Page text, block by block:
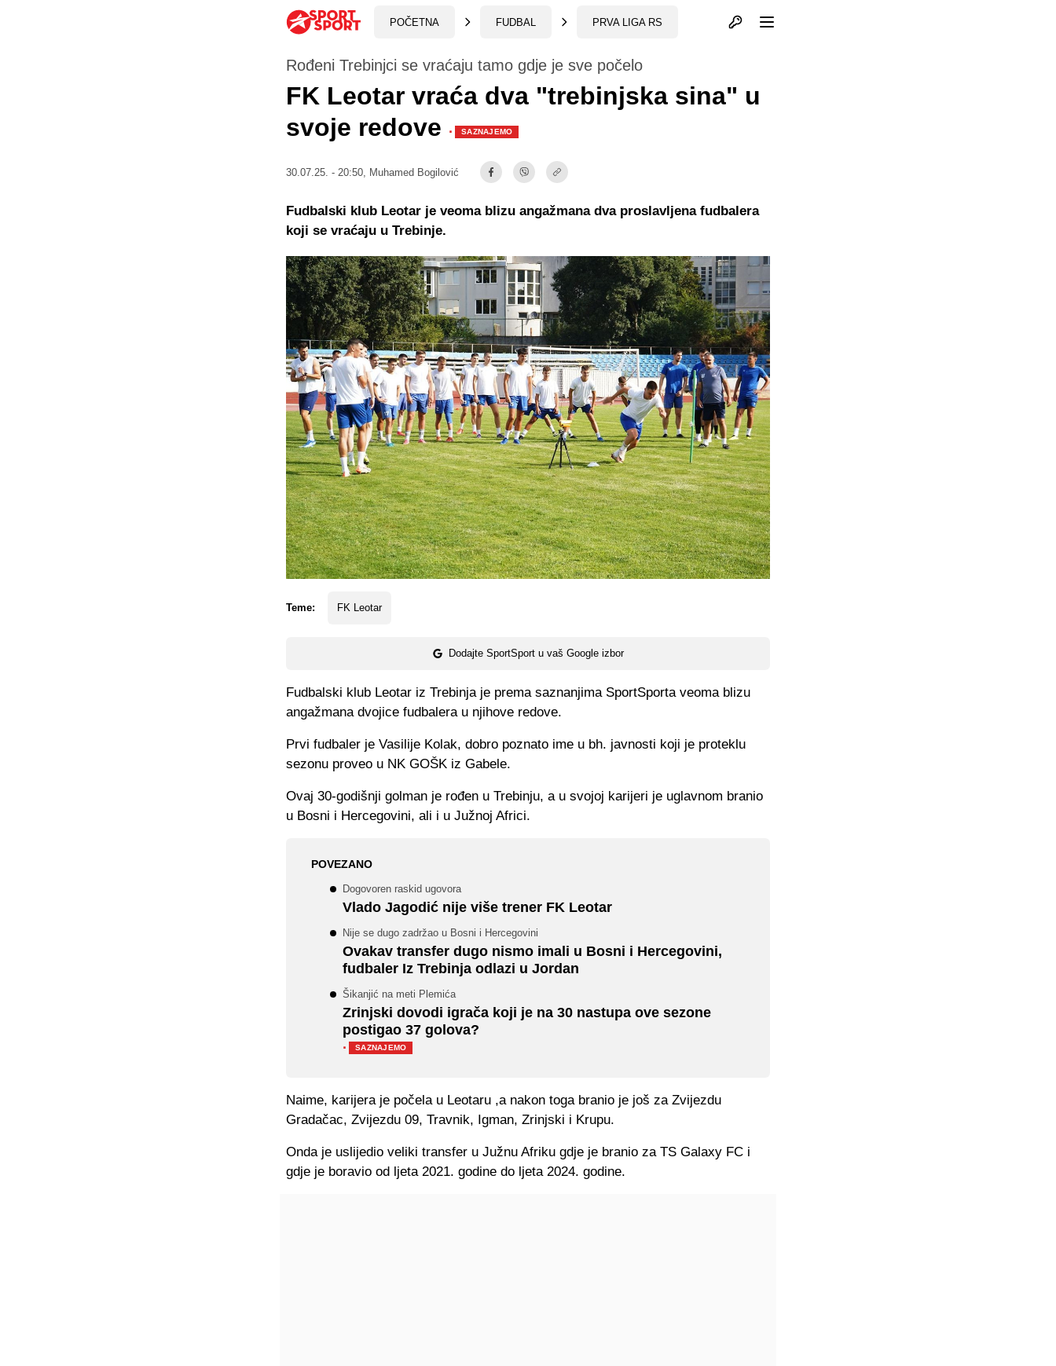
POČETNA FUDBAL PRVA LIGA RS Otvori profil
Rođeni Trebinjci se vraćaju tamo gdje je sve počelo
FK Leotar vraća dva "trebinjska sina" u
svoje redove · SAZNAJEMO
30.07.25. - 20:50, Muhamed Bogilović
Teme: FK Leotar
Dodajte SportSport u vaš Google izbor
Fudbalski klub Leotar je veoma blizu angažmana dva proslavljena fudbalera
koji se vraćaju u Trebinje.
Fudbalski klub Leotar iz Trebinja je prema saznanjima SportSporta veoma blizu
angažmana dvojice fudbalera u njihove redove.
Prvi fudbaler je Vasilije Kolak, dobro poznato ime u bh. javnosti koji je proteklu
sezonu proveo u NK GOŠK iz Gabele.
Ovaj 30-godišnji golman je rođen u Trebinju, a u svojoj karijeri je uglavnom branio
u Bosni i Hercegovini, ali i u Južnoj Africi.
POVEZANO
Dogovoren raskid ugovora
Vlado Jagodić nije više trener FK Leotar
Nije se dugo zadržao u Bosni i Hercegovini
Ovakav transfer dugo nismo imali u Bosni i Hercegovini,
fudbaler Iz Trebinja odlazi u Jordan
Šikanjić na meti Plemića
Zrinjski dovodi igrača koji je na 30 nastupa ove sezone
postigao 37 golova?
·
SAZNAJEMO
Naime, karijera je počela u Leotaru ,a nakon toga branio je još za Zvijezdu
Gradačac, Zvijezdu 09, Travnik, Igman, Zrinjski i Krupu.
Onda je uslijedio veliki transfer u Južnu Afriku gdje je branio za TS Galaxy FC i
gdje je boravio od ljeta 2021. godine do ljeta 2024. godine.